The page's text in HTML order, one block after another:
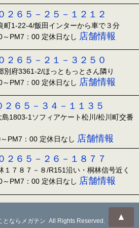
２６５－２５－１２１２
町1-22-4/飯田インターから車で３分
～PM7：00 定休日なし 店舗情報
２６５－２１－３２５０
別府3361-2/ほっともっとさん隣り
～PM7：00 定休日なし 店舗情報
２６５－３４－１１３５
島1803-1ソフィアケート松川/松川町交番
PM7：00 定休日なし 店舗情報
２６５－２６－１８７７
１７８７－８/R151沿い・桐林信号近く
～PM7：00 定休日なし 店舗情報
とならメガテン All Rights Reserved. ▲